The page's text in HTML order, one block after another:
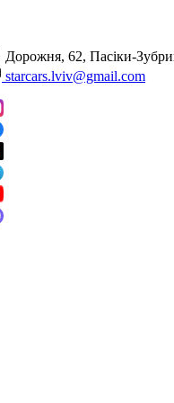
Дорожня, 62, Пасіки-
starcars.lviv@gmail.com